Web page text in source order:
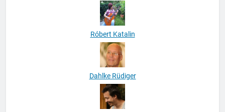
Róbert Katalin
Dahlke Rüdiger